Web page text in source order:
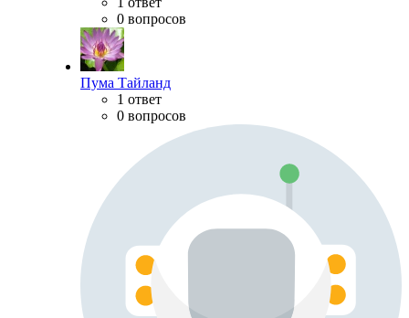
0 вопросов
Пума Тайланд
1 ответ
0 вопросов